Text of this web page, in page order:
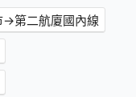
→第二航廈國內線